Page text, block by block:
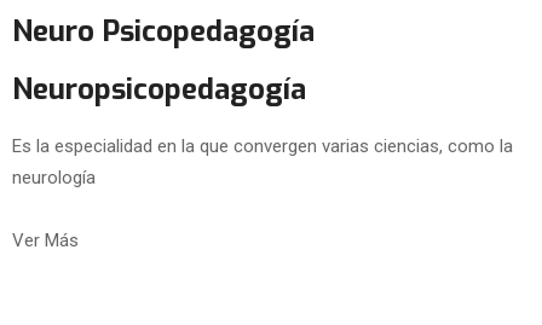
Neuro Psicopedagogía
Neuropsicopedagogía
Es la especialidad en la que convergen varias ciencias, como la
neurología
Ver Más